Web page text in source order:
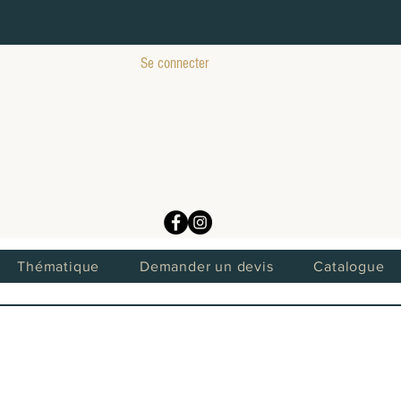
Se connecter
Thématique Demander un devis Catalogue